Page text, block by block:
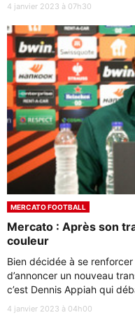
4 janvier 2023 à 07h30
MERCATO FOOTBALL
Mercato : Après son
couleur
Bien décidée à se
d’annoncer un nouveau
c’est Dennis Appiah qui
4 janvier 2023 à 04h00